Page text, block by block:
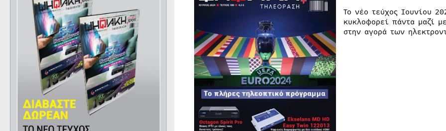
Το νέο τεύχος Ιουνίου
κυκλοφορεί πάντα μαζί
στην αγορά των